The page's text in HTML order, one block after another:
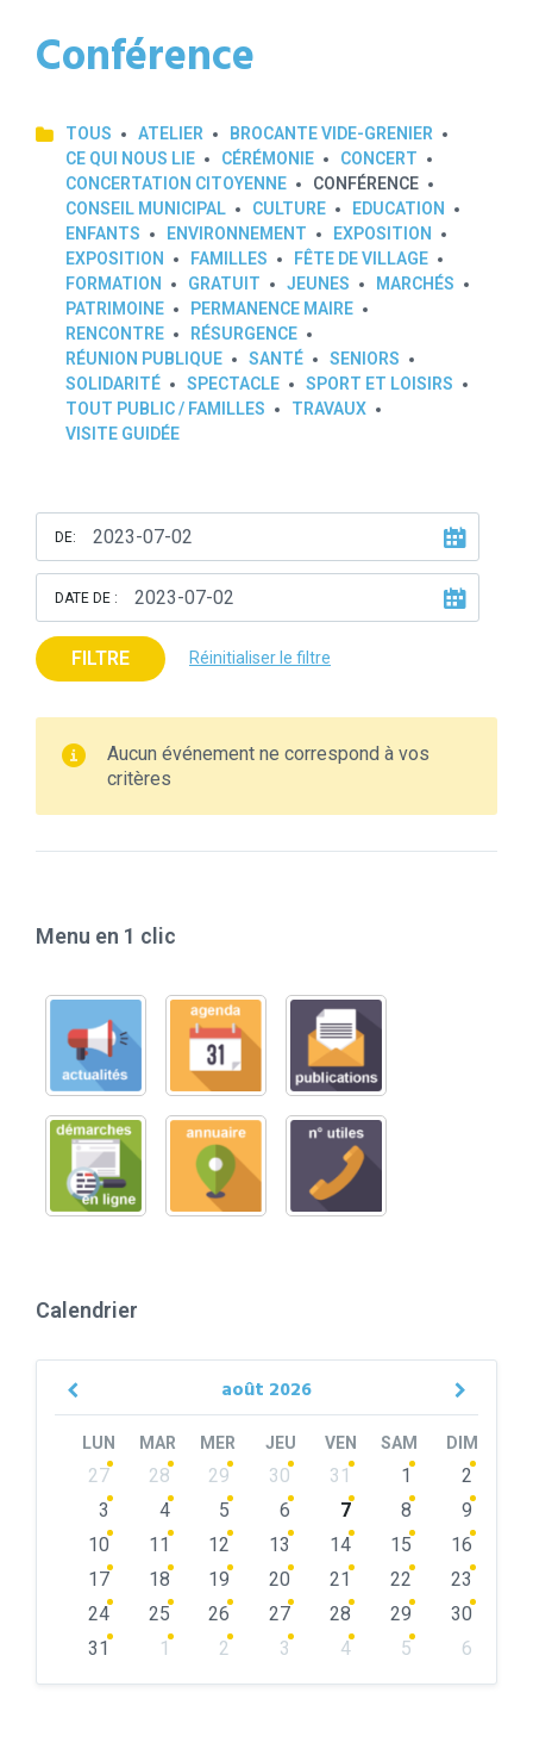
Conférence
TOUS ATELIER
BROCANTE VIDE-GRENIER
CE QUI NOUS LIE
CÉRÉMONIE
CONCERT
CONCERTATION CITOYENNE
CONFÉRENCE
CONSEIL MUNICIPAL
CULTURE
EDUCATION
ENFANTS
ENVIRONNEMENT
EXPOSITION
EXPOSITION
FAMILLES
FÊTE DE VILLAGE
FORMATION
GRATUIT JEUNES
MARCHÉS
PATRIMOINE
PERMANENCE MAIRE
RENCONTRE
RÉSURGENCE
RÉUNION PUBLIQUE
SANTÉ
SENIORS
SOLIDARITÉ
SPECTACLE
SPORT ET LOISIRS
TOUT PUBLIC / FAMILLES
TRAVAUX
VISITE GUIDÉE
DE:
DATE DE :
FILTRE Réinitialiser le filtre
Aucun événement ne correspond à vos
critères
Menu en 1 clic
Calendrier
août 2026
Previous
LUN MAR MER JEU VEN SAM DIM
Skip
calendar
27 28 29 30 31 1
2
3
4 5 6 7 8
9
10
11 12 13 14 15
16
17
18 19 20 21 22
23
24
25 26 27 28 29
30
31
1 2 3 4 5
6